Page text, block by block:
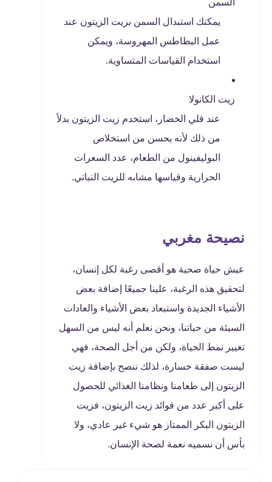
السمن
يمكنك استبدال السمن بزيت الزيتون عند
عمل البطاطس المهروسة، ويمكن
استخدام القياسات المتساوية.
زيت الكانولا
عند قلي الخضار، استخدم زيت الزيتون بدلاً
من ذلك لأنه يحسن من استخلاص
البوليفينول من الطعام، عدد السعرات
الحرارية وقياسها مشابه للزيت النباتي.
نصيحة مغربي
عيش حياة صحية هو أقصى رغبة لكل إنسان،
لتحقيق هذه الرغبة، علينا جميعًا إضافة بعض
الأشياء الجديدة واستبعاد بعض الأشياء والعادات
السيئة من حياتنا، ونحن نعلم أنه ليس من السهل
تغيير نمط الحياة، ولكن من أجل الصحة، فهي
ليست صفقة خسارة، لذلك ننصح بإضافة زيت
الزيتون إلى طعامنا ونظامنا الغذائي للحصول
على أكبر عدد من فوائد زيت الزيتون، فزيت
الزيتون البكر الممتاز هو شيء غير عادي، ولا
بأس أن نسميه نعمة لصحة الإنسان.